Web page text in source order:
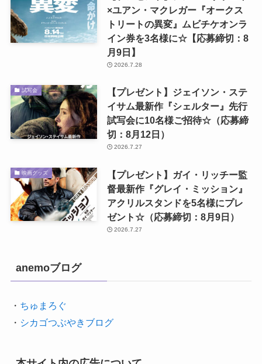
×ユアン・マクレガー『オークス
トリートの異変』ムビチケオンラ
イン券を3名様に☆【応募締切：8
月9日】
2026.7.28
試写会
【プレゼント】ジェイソン・ステ
イサム最新作『シェルター』先行
試写会に10名様ご招待☆（応募締
切：8月12日）
2026.7.27
映画グッズ
【プレゼント】ガイ・リッチー監
督最新作『グレイ・ミッション』
アクリルスタンドを5名様にプレ
ゼント☆（応募締切：8月9日）
2026.7.27
anemoブログ
・ ちゅまろぐ
・ シカゴつぶやきブログ